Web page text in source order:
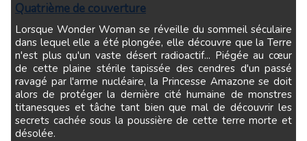
Quatrième de couverture
Lorsque Wonder Woman se réveille du sommeil séculaire
dans lequel elle a été plongée, elle découvre que la Terre
n'est plus qu'un vaste désert radioactif... Piégée au cœur
de cette plaine stérile tapissée des cendres d'un passé
ravagé par l'arme nucléaire, la Princesse Amazone se doit
alors de protéger la dernière cité humaine de monstres
titanesques et tâche tant bien que mal de découvrir les
secrets cachée sous la poussière de cette terre morte et
désolée.